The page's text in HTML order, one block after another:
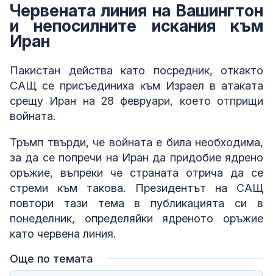
Червената линия на Вашингтон
и непосилните искания към
Иран
Пакистан действа като посредник, откакто
САЩ се присъединиха към Израел в атаката
срещу Иран на 28 февруари, което отприщи
войната.
Тръмп твърди, че войната е била необходима,
за да се попречи на Иран да придобие ядрено
оръжие, въпреки че страната отрича да се
стреми към такова. Президентът на САЩ
повтори тази тема в публикацията си в
понеделник, определяйки ядреното оръжие
като червена линия.
Още по темата